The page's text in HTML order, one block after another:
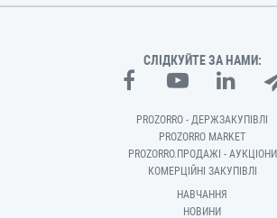
СЛІДКУЙТЕ ЗА НАМИ:
PROZORRO - ДЕРЖЗАКУПІВЛІ
PROZORRO MARKET
PROZORRO.ПРОДАЖІ - АУКЦІОНИ
КОМЕРЦІЙНІ ЗАКУПІВЛІ
НАВЧАННЯ
НОВИНИ